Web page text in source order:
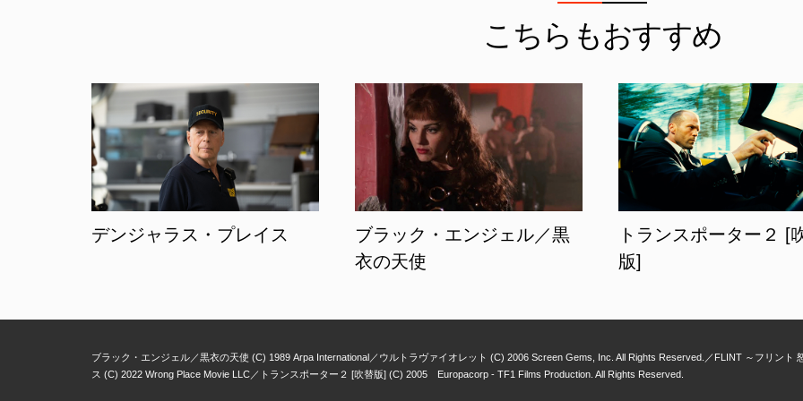
こちらもおすすめ
デンジャラス・プレイス
ブラック・エンジェル／黒
衣の天使
トランスポーター２ [
版]
ブラック・エンジェル／黒衣の天使 (C) 1989 Arpa International ウルトラヴァイオレット (C) 2006 Screen Gems, Inc. All Rights Reserved.
FLINT ～フリント
ス (C) 2022 Wrong Place Movie LLC
トランスポーター２ [吹替版] (C) 2005 Europacorp - TF1 Films Production. All Rights Reserved.